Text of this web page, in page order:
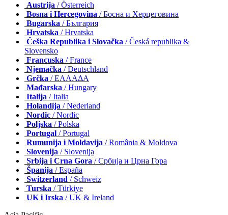
Austrija / Österreich
Bosna i Hercegovina / Босна и Херцеговина
Bugarska / България
Hrvatska / Hrvatska
Češka Republika i Slovačka / Česká republika &
Slovensko
Francuska / France
Njemačka / Deutschland
Grčka / ΕΛΛΑΔΑ
Mađarska / Hungary
Italija / Italia
Holandija / Nederland
Nordic / Nordic
Poljska / Polska
Portugal / Portugal
Rumunija i Moldavija / România & Moldova
Slovenija / Slovenija
Srbija i Crna Gora / Србија и Црна Гора
Španija / España
Switzerland / Schweiz
Turska / Türkiye
UK i Irska / UK & Ireland